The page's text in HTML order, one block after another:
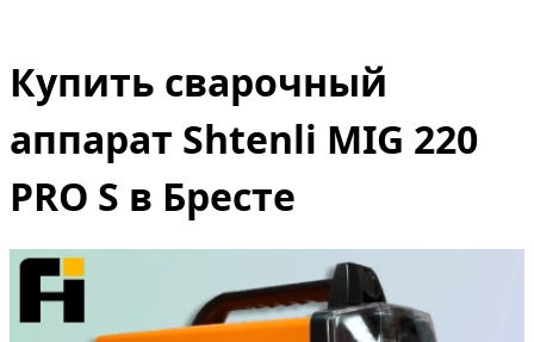
Купить сварочный
аппарат Shtenli МIG 220
PRO S в Бресте